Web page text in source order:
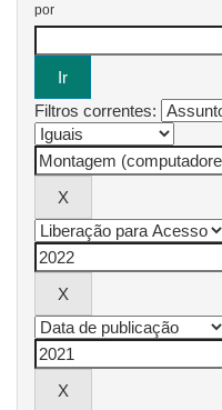
por
Filtros correntes: